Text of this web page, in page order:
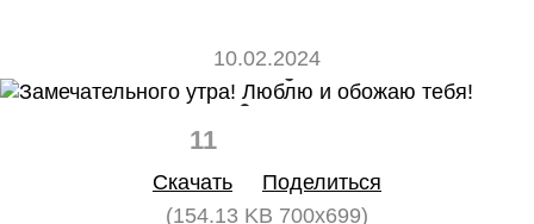
10.02.2024
11
Скачать
Поделиться
(154.13 KB 700x699)